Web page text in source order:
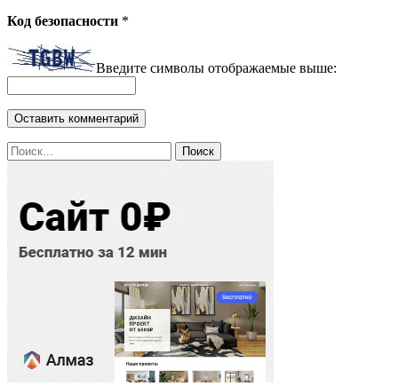
Код безопасности *
Введите символы отображаемые выше: